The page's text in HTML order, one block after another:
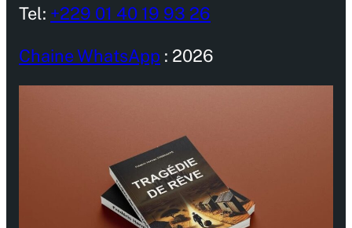
Tel: +229 01 40 19 93 26
Chaine WhatsApp : 2026